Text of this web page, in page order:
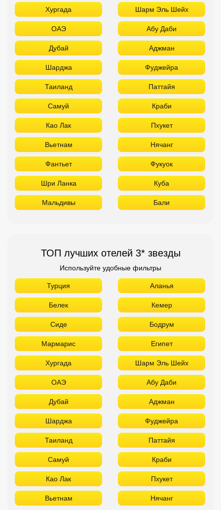
Хургада Шарм Эль Шейх
ОАЭ Абу Даби
Дубай Аджман
Шарджа Фуджейра
Таиланд Паттайя
Самуй Краби
Као Лак Пхукет
Вьетнам Нячанг
Фантьет Фукуок
Шри Ланка Куба
Мальдивы Бали
ТОП лучших отелей 3* звезды
Используйте удобные фильтры
Турция Аланья
Белек Кемер
Сиде Бодрум
Мармарис Египет
Хургада Шарм Эль Шейх
ОАЭ Абу Даби
Дубай Аджман
Шарджа Фуджейра
Таиланд Паттайя
Самуй Краби
Као Лак Пхукет
Вьетнам Нячанг